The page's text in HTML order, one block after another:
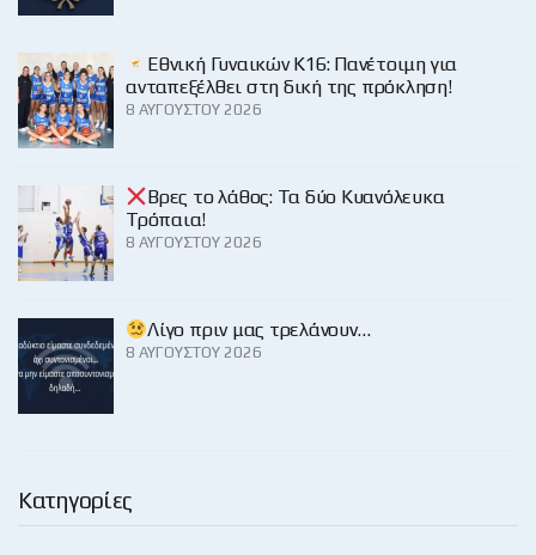
Εθνική Γυναικών Κ16: Πανέτοιμη για
ανταπεξέλθει στη δική της πρόκληση!
8 ΑΥΓΟΎΣΤΟΥ 2026
Βρες το λάθος: Τα δύο Κυανόλευκα
Τρόπαια!
8 ΑΥΓΟΎΣΤΟΥ 2026
Λίγο πριν μας τρελάνουν…
8 ΑΥΓΟΎΣΤΟΥ 2026
Κατηγορίες